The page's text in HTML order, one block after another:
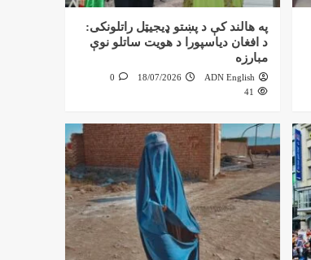
په هالند کې د پښتو ډیجیټل راتلونکی:
د افغان دیاسپورا د هویت ساتلو نوې
مبارزه
ADN English
18/07/2026
0
41